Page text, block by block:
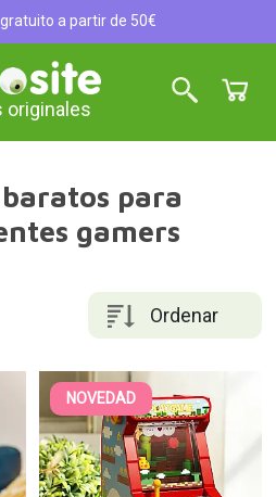
gratuito a partir de 50€
originales
para
gamers
Ordenar
NOVEDAD